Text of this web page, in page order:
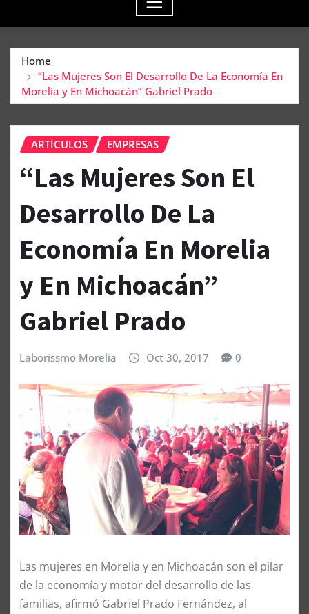
Home
“Las Mujeres Son El Desarrollo De La Economía En
Morelia y En Michoacán” Gabriel Prado
ARTÍCULOS EMPRESAS
“Las Mujeres Son El
Desarrollo De La
Economía En Morelia
y En Michoacán”
Gabriel Prado
Laborissmo Morelia Oct 30, 2017 0
Las mujeres en Morelia y en Michoacán son el pilar
de la economía y motor del desarrollo de las
familias, afirmó Gabriel Prado Fernández, al